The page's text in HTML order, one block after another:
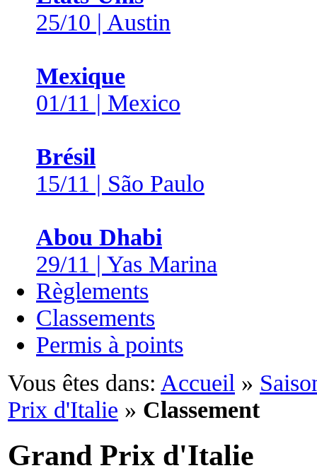
25/10 | Austin
Mexique
01/11 | Mexico
Brésil
15/11 | São Paulo
Abou Dhabi
29/11 | Yas Marina
Règlements
Classements
Permis à points
Vous êtes dans: Accueil »
Prix d'Italie » Classement
Grand Prix d'Italie